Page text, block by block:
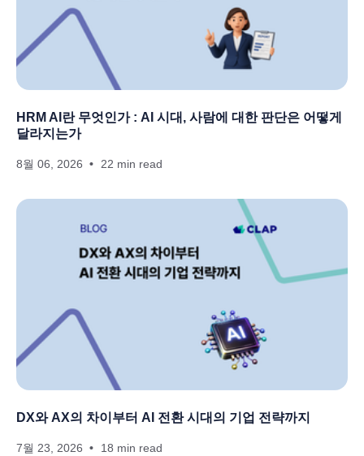
HRM AI란 무엇인가 : AI 시대, 사람에 대한 판단은 어떻게
달라지는가
8월 06, 2026 22 min read
DX와 AX의 차이부터 AI 전환 시대의 기업 전략까지
7월 23, 2026 18 min read